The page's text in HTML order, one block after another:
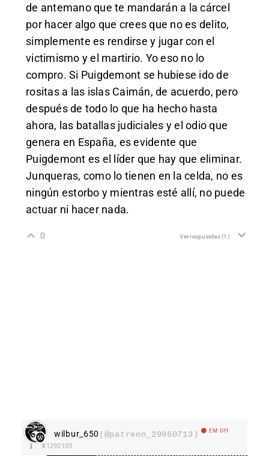
de antemano que te mandarán a la cárcel
por hacer algo que crees que no es delito,
simplemente es rendirse y jugar con el
victimismo y el martirio. Yo eso no lo
compro. Si Puigdemont se hubiese ido de
rositas a las islas Caimán, de acuerdo, pero
después de todo lo que ha hecho hasta
ahora, las batallas judiciales y el odio que
genera en España, es evidente que
Puigdemont es el líder que hay que eliminar.
Junqueras, como lo tienen en la celda, no es
ningún estorbo y mientras esté allí, no puede
actuar ni hacer nada.
0 Ver respuestas(1)
wilbur_650 (@patreon_29960713) EM Off
#1292103